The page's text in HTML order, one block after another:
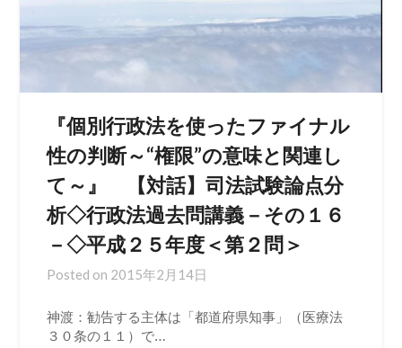
『個別行政法を使ったファイナル
性の判断～“権限”の意味と関連し
て～』 【対話】司法試験論点分
析◇行政法過去問講義－その１６
－◇平成２５年度＜第２問＞
Posted on 2015年2月14日
神渡：勧告する主体は「都道府県知事」（医療法
３０条の１１）で…